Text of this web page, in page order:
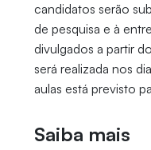
candidatos serão
de pesquisa e à
divulgados a partir
será realizada nos
aulas está previsto
Saiba mais